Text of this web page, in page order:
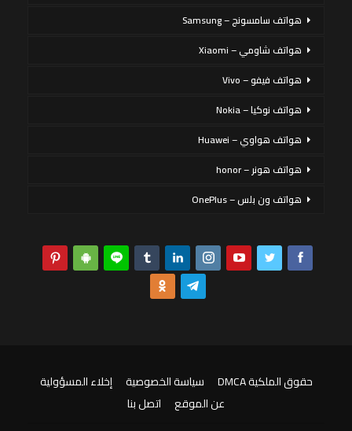
هواتف سامسونج – Samsung
هواتف شاومي – Xiaomi
هواتف فيفو – Vivo
هواتف نوكيا – Nokia
هواتف هواوي – Huawei
هواتف هونر – honor
هواتف ون بلس – OnePlus
حقوق الملكية DMCA سياسة الخصوصية
إخلاء المسؤولية
عن الموقع
اتصل بنا